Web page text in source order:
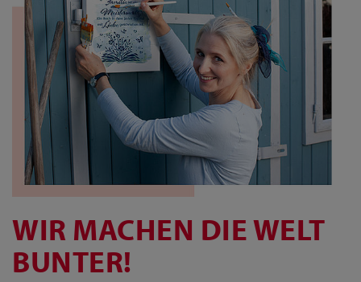
WIR MACHEN DIE WELT
BUNTER!